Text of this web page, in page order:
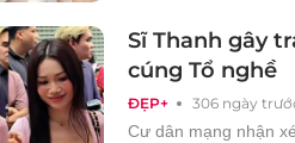
ĐẸP+ 306 ngày
Sĩ Thanh gây
cúng Tổ nghề
Cư dân mạng nhận